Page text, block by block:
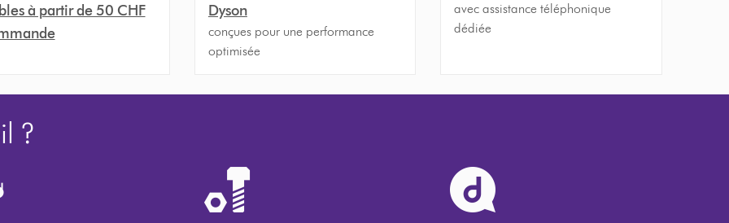
à partir de 50 CHF
Dyson
conçues pour une performance
optimisée
avec assistance téléphonique
dédiée
?